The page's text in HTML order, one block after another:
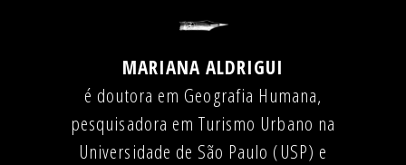
MARIANA ALDRIGUI
é doutora em Geografia Humana,
pesquisadora em Turismo Urbano na
Universidade de São Paulo (USP) e